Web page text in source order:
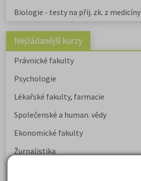
Biologie - testy na přij. zk. z medicíny
Nejžádanější kurzy
Právnické fakulty
Psychologie
Lékařské fakulty, farmacie
Společenské a human. vědy
Ekonomické fakulty
Žurnalistika